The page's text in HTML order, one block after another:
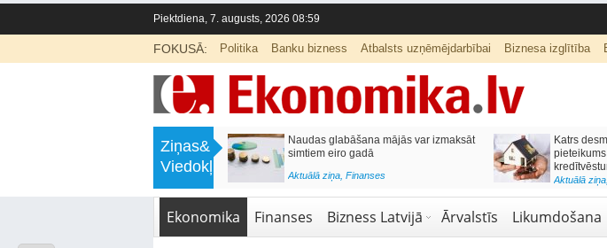
Piektdiena, 7. augusts, 2026 08:59
FOKUSĀ: Politika Banku bizness Atbalsts uzņēmējdarbībai Biznesa izglītība
Ziņas&
Viedokļi
Septiņos mēnešos Vivi vilcienos
pārvadāti 12 miljoni pasažieru; jūlijā
Naudas glabāšana mājās var izmaksāt
simtiem eiro gadā
Aktuālā ziņa, Finanses
Katrs
Aktuālā ziņa,
Ekonomika Finanses Bizness Latvijā Ārvalstīs Likumdošana